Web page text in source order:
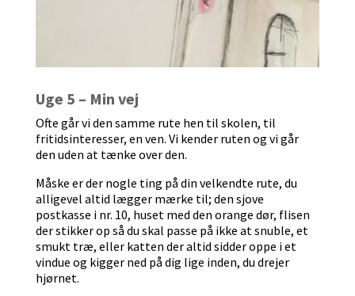
Uge 5 – Min vej
Ofte går vi den samme rute hen til skolen, til
fritidsinteresser, en ven. Vi kender ruten og vi går
den uden at tænke over den.
Måske er der nogle ting på din velkendte rute, du
alligevel altid lægger mærke til; den sjove
postkasse i nr. 10, huset med den orange dør, flisen
der stikker op så du skal passe på ikke at snuble, et
smukt træ, eller katten der altid sidder oppe i et
vindue og kigger ned på dig lige inden, du drejer
hjørnet.